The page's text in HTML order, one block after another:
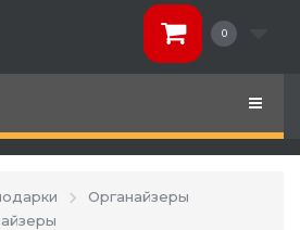
0
Органайзеры